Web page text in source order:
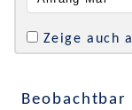
Zeige auch